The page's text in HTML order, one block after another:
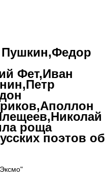
Пушкин,Федор
Фет,Иван
роща
поэтов об